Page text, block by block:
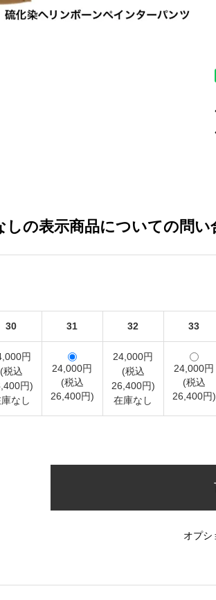
しの表示商品についての問
30 31 32 33
円
(税込
円)
なし
24,000円
(税込
26,400円)
24,000円
(税込
26,400円)
在庫なし
24,000円
(税込
26,400円)
オプシ